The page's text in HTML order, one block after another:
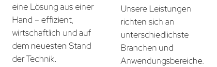
eine Lösung aus einer
Hand – effizient,
wirtschaftlich und auf
dem neuesten Stand
der Technik.
Unsere Leistungen
richten sich an
unterschiedlichste
Branchen und
Anwendungsbereiche.